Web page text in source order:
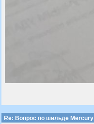
Re: Вопрос по шильде Mercury